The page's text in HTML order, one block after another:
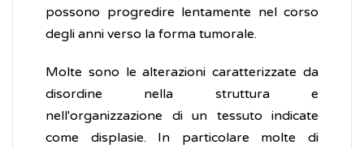
possono progredire lentamente nel corso
degli anni verso la forma tumorale.
Molte sono le alterazioni caratterizzate da
disordine nella struttura e
nell'organizzazione di un tessuto indicate
come displasie. In particolare molte di